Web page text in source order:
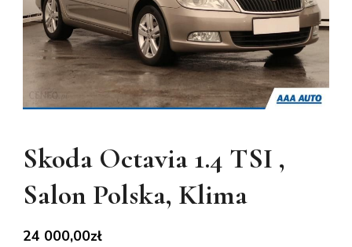
Skoda Octavia 1.4 TSI ,
Salon Polska, Klima
24 000,00zł